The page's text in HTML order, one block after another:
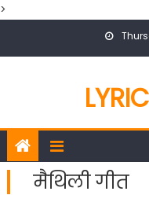
>
मैथिली गीत